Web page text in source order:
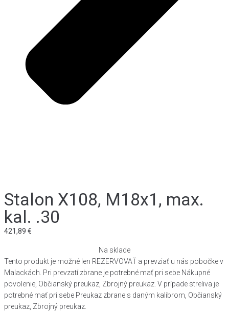
Stalon X108, M18x1, max.
kal. .30
421,89 €
Na sklade
Tento produkt je možné len REZERVOVAŤ a prevziať u nás pobočke v
Malackách. Pri prevzatí zbrane je potrebné mať pri sebe Nákupné
povolenie, Občianský preukaz, Zbrojný preukaz. V prípade streliva je
potrebné mať pri sebe Preukaz zbrane s daným kalibrom, Občianský
preukaz, Zbrojný preukaz.